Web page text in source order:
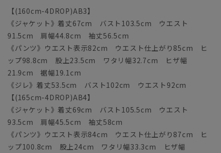
【(160cm-4DROP)AB3】
《ジャケット》着丈67cm バスト103.5cm ウエスト
91.5cm 肩幅44.8cm 袖丈56.5cm
《パンツ》ウエスト表示82cm ウエスト仕上がり85cm ヒ
ップ98.8cm 股上23.5cm ワタリ幅32.7cm ヒザ幅
21.9cm 裾幅19.1cm
《ジレ》着丈53.5cm バスト102cm ウエスト92cm
【(165cm-4DROP)AB4】
《ジャケット》着丈69cm バスト105.5cm ウエスト
93.5cm 肩幅45.5cm 袖丈58cm
《パンツ》ウエスト表示84cm ウエスト仕上がり87cm ヒ
ップ100.8cm 股上24cm ワタリ幅33.3cm ヒザ幅